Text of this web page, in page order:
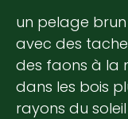
un pelage
avec des
des faons à la
dans les bois
rayons du